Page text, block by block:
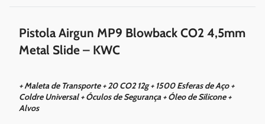
Pistola Airgun MP9 Blowback CO2 4,5mm
Metal Slide – KWC
+ Maleta de Transporte + 20 CO2 12g + 1500 Esferas de Aço +
Coldre Universal + Óculos de Segurança + Óleo de Silicone +
Alvos